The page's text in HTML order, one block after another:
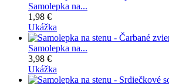
Samolepka na...
1,98 €
Ukážka
Samolepka na...
3,98 €
Ukážka